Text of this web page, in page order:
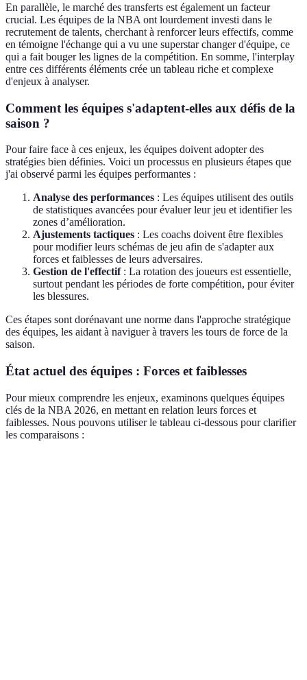
En parallèle, le marché des transferts est également un facteur
crucial. Les équipes de la NBA ont lourdement investi dans le
recrutement de talents, cherchant à renforcer leurs effectifs, comme
en témoigne l'échange qui a vu une superstar changer d'équipe, ce
qui a fait bouger les lignes de la compétition. En somme, l'interplay
entre ces différents éléments crée un tableau riche et complexe
d'enjeux à analyser.
Comment les équipes s'adaptent-elles aux défis de la
saison ?
Pour faire face à ces enjeux, les équipes doivent adopter des
stratégies bien définies. Voici un processus en plusieurs étapes que
j'ai observé parmi les équipes performantes :
Analyse des performances : Les équipes utilisent des outils
de statistiques avancées pour évaluer leur jeu et identifier les
zones d’amélioration.
Ajustements tactiques : Les coachs doivent être flexibles
pour modifier leurs schémas de jeu afin de s'adapter aux
forces et faiblesses de leurs adversaires.
Gestion de l'effectif: La rotation des joueurs est essentielle,
surtout pendant les périodes de forte compétition, pour éviter
les blessures.
Ces étapes sont dorénavant une norme dans l'approche stratégique
des équipes, les aidant à naviguer à travers les tours de force de la
saison.
État actuel des équipes : Forces et faiblesses
Pour mieux comprendre les enjeux, examinons quelques équipes
clés de la NBA 2026, en mettant en relation leurs forces et
faiblesses. Nous pouvons utiliser le tableau ci-dessous pour clarifier
les comparaisons :